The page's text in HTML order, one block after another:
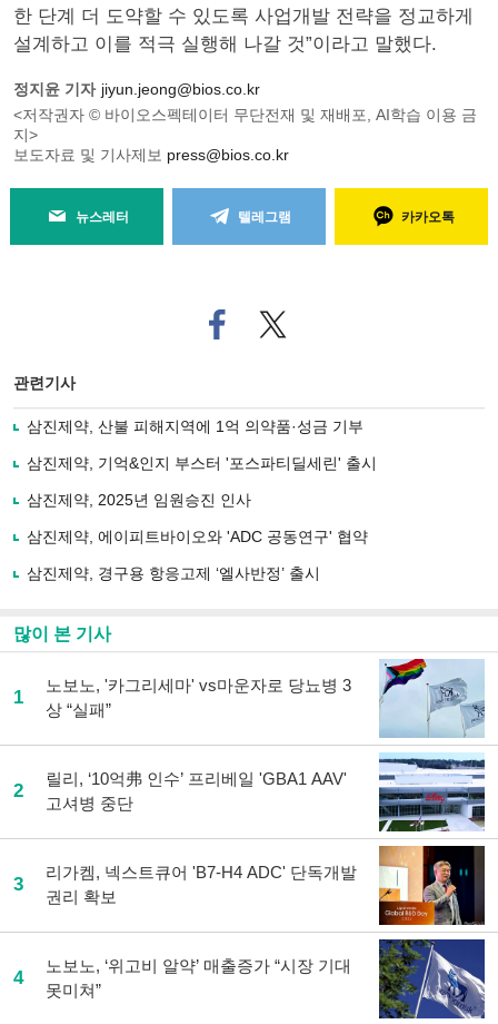
한 단계 더 도약할 수 있도록 사업개발 전략을 정교하게
설계하고 이를 적극 실행해 나갈 것”이라고 말했다.
정지윤 기자 jiyun.jeong@bios.co.kr
<저작권자 © 바이오스펙테이터 무단전재 및 재배포, AI학습 이용 금
지>
보도자료 및 기사제보 press@bios.co.kr
뉴스레터 텔레그램 카카오톡
페
이
로
사
유
기
트위
터로
관련기사
삼진제약, 산불 피해지역에 1억 의약품·성금 기부
삼진제약, 기억&인지 부스터 '포스파티딜세린' 출시
삼진제약, 2025년 임원승진 인사
삼진제약, 에이피트바이오와 'ADC 공동연구' 협약
삼진제약, 경구용 항응고제 ‘엘사반정’ 출시
많이 본 기사
1
노보노, '카그리세마' vs마운자로 당뇨병 3
상 “실패”
2
릴리, ‘10억弗 인수’ 프리베일 'GBA1 AAV'
고셔병 중단
3
리가켐, 넥스트큐어 'B7-H4 ADC' 단독개발
권리 확보
4
노보노, ‘위고비 알약’ 매출증가 “시장 기대
못미쳐”